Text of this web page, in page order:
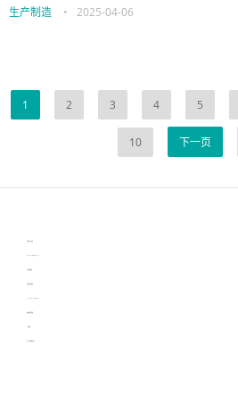
生产制造 • 2025-04-06
1 2 3 4 5
10 下一页